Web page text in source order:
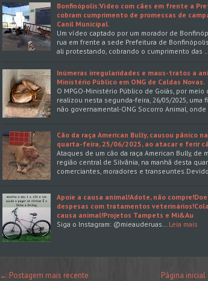
Bonfinópolis:Vídeo com cães em frente a
cobram cumprimento de promessas de
Canil Municipal.
Um vídeo captado por um morador de
rua em frente a sede Prefeitura de
ali protestando, cobrando o cumprimento das …
Inúmeras irregularidades e maus-tratos a
Ministério Público em ONG de Caldas Novas.
O MPGO-Ministério Público de Goiás, por meio
realizou nesta segunda-feira, 26/05/2025,
não governamental-ONG Socorro Animal, onde
Cão da raça American Bully, causou pânico
quarta-feira, 25/06/2025, ao atacar e ferir
Ataques de um cão da raça American Bully, de
região central de Silvânia, na manhã desta
comerciantes, moradores e transeuntes.Devido
Apoie a causa animal!Adote, não
despesas com tratamentos
causa animal!Projetos Tampets e Mi&Au
Siga o Instagram: @mieauderuas…
Leia mais
← Postagem mais recente Página inicial